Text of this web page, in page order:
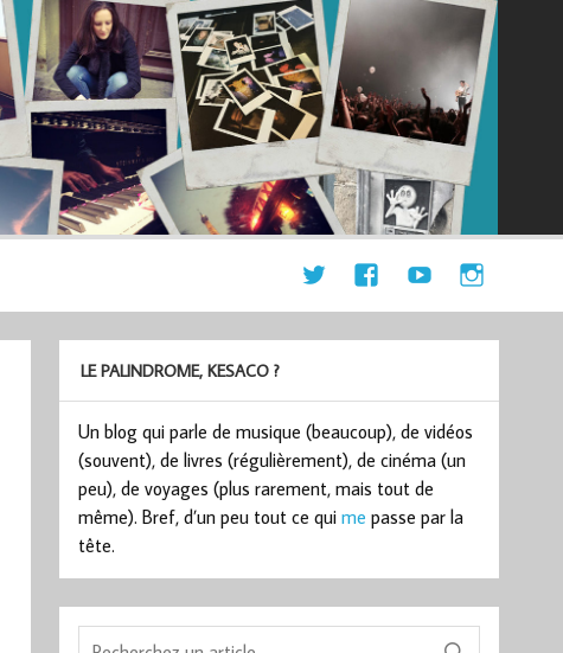
LE PALINDROME, KESACO ?
Un blog qui parle de musique (beaucoup), de vidéos
(souvent), de livres (régulièrement), de cinéma (un
peu), de voyages (plus rarement, mais tout de
même). Bref, d’un peu tout ce quime passe par la
tête.